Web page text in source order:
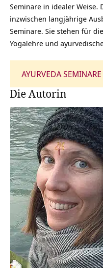
Seminare in idealer Weise.
inzwischen langjährige
Seminare. Sie stehen für
Yogalehre und
AYURVEDA
Die Autorin